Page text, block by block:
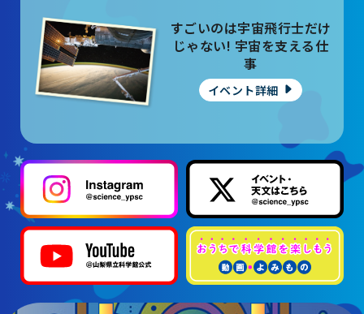
すごいのは宇宙飛行士だけ
じゃない! 宇宙を支える仕
事
イベント詳細